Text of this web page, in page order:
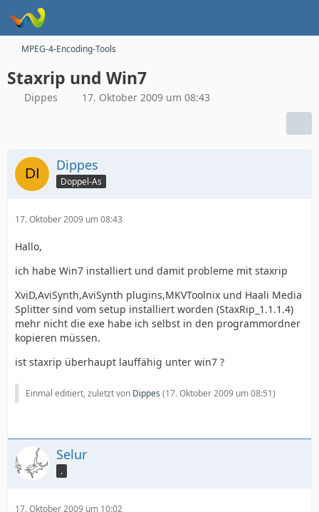
MPEG-4-Encoding-Tools
Staxrip und Win7
Dippes 17. Oktober 2009 um 08:43
Dippes
Doppel-As
17. Oktober 2009 um 08:43
Hallo,
ich habe Win7 installiert und damit probleme mit staxrip
XviD,AviSynth,AviSynth plugins,MKVToolnix und Haali Media
Splitter sind vom setup installiert worden (StaxRip_1.1.1.4)
mehr nicht die exe habe ich selbst in den programmordner
kopieren müssen.
ist staxrip überhaupt lauffähig unter win7 ?
Einmal editiert, zuletzt von Dippes (17. Oktober 2009 um 08:51)
Selur
.
17. Oktober 2009 um 10:02